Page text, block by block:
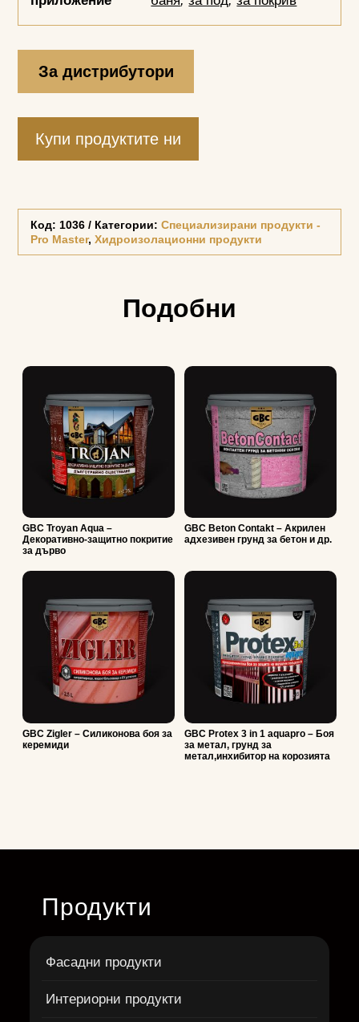
За дистрибутори
Купи продуктите ни
Код: 1036 Категории:Специализирани продукти -
Pro Master,Хидроизолационни продукти
Подобни
GBC Troyan Aqua –
Декоративно-защитно покритие
за дърво
GBC Beton Contakt – Акрилен
адхезивен грунд за бетон и др.
GBC Zigler – Силиконова боя за
керемиди
GBC Protex 3 in 1 aquapro – Боя
за метал, грунд за
метал,инхибитор на корозията
Продукти
Фасадни продукти
Интериорни продукти